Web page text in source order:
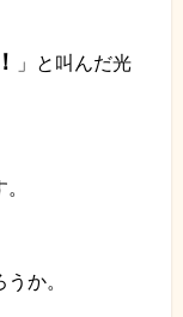
」と叫んだ光
か。